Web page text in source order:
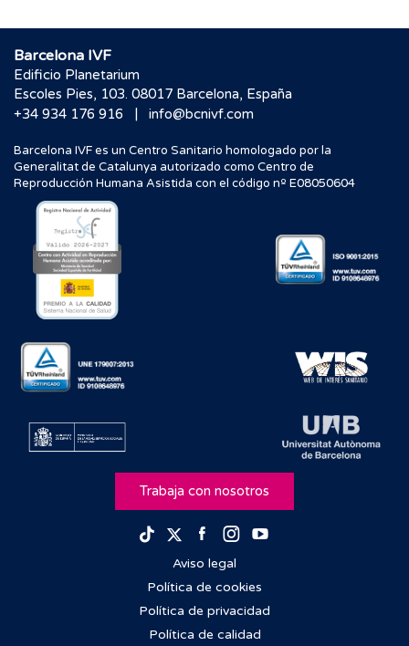
Barcelona IVF
Edificio Planetarium
Escoles Pies, 103. 08017 Barcelona, España
+34 934 176 916
| info@bcnivf.com
Barcelona IVF es un Centro Sanitario homologado por la
Generalitat de Catalunya autorizado como Centro de
Reproducción Humana Asistida con el código nº E08050604
Trabaja con nosotros
TikTokTwitterFacebook
Instagram
Aviso legal
Política de cookies
Política de privacidad
Política de calidad